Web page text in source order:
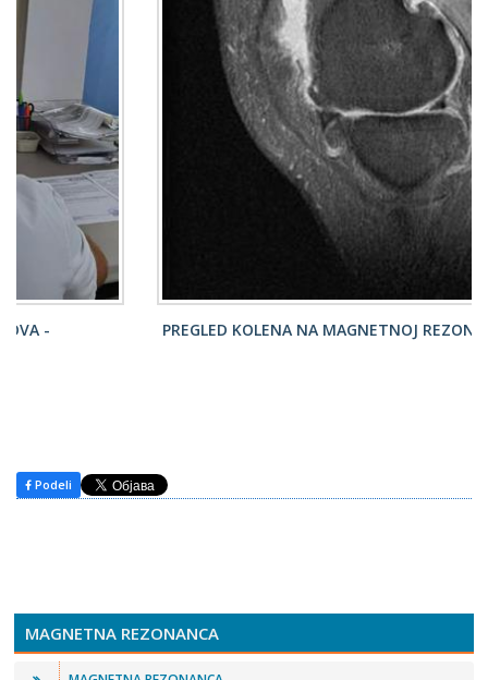
PREGLED KOLENA NA MAGNETNOJ REZONANCI
Podeli
MAGNETNA REZONANCA